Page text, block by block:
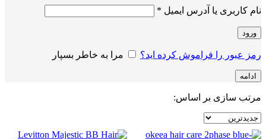
نام کاربری یا آدرس ایمیل *
ورود
رمز عبور را فراموش کرده اید؟ مرا به خاطر بسپار
ادامه
مرتب سازی بر اساس: